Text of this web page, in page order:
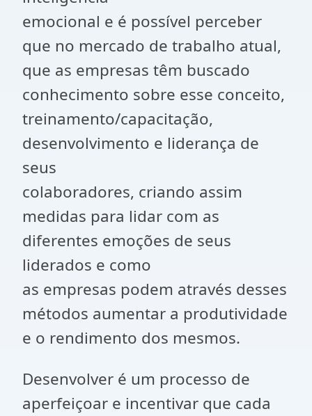
emocional e é possível perceber
que no mercado de trabalho atual,
que as empresas têm buscado
conhecimento sobre esse conceito,
treinamento/capacitação,
desenvolvimento e liderança de
seus
colaboradores, criando assim
medidas para lidar com as
diferentes emoções de seus
liderados e como
as empresas podem através desses
métodos aumentar a produtividade
e o rendimento dos mesmos.
Desenvolver é um processo de
aperfeiçoar e incentivar que cada